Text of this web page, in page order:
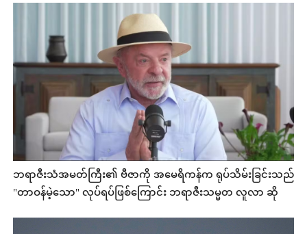
ဘရာဇီးသံအမတ်ကြီး၏ ဗီဇာကို အမေရိကန်က ရုပ်သိမ်းခြင်းသည်
"တာဝန်မဲ့သော" လုပ်ရပ်ဖြစ်ကြောင်း ဘရာဇီးသမ္မတ လူလာ ဆို